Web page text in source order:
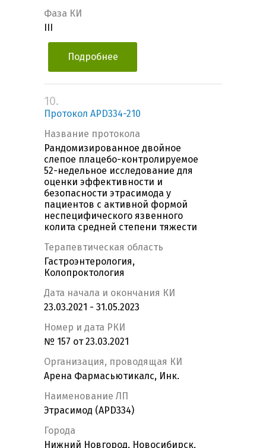
Фаза КИ
Подробнее
10.
Протокол APD334-210
Название протокола
Рандомизированное двойное
слепое плацебо-контролируемое
52-недельное исследование для
оценки эффективности и
безопасности этрасимода у
пациентов с активной формой
неспецифического язвенного
колита средней степени тяжести
Терапевтическая область
Гастроэнтерология,
Колопроктология
Дата начала и окончания КИ
23.03.2021 - 31.05.2023
Номер и дата РКИ
№ 157 от 23.03.2021
Организация, проводящая КИ
Арена Фармасьютикалс, Инк.
Наименование ЛП
Этрасимод (APD334)
Города
Нижний Новгород, Новосибирск,